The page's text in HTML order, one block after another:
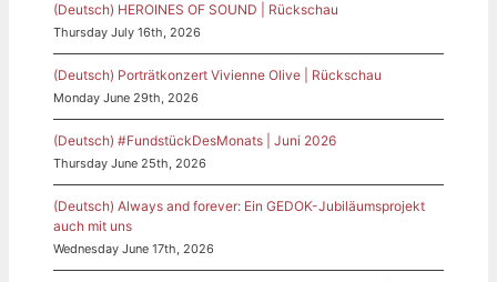
(Deutsch) HEROINES OF SOUND | Rückschau
Thursday July 16th, 2026
(Deutsch) Porträtkonzert Vivienne Olive | Rückschau
Monday June 29th, 2026
(Deutsch) #FundstückDesMonats | Juni 2026
Thursday June 25th, 2026
(Deutsch) Always and forever: Ein GEDOK-Jubiläumsprojekt
auch mit uns
Wednesday June 17th, 2026